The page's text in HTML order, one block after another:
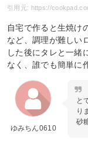
引用元: https://
自宅で作ると生焼け
など、調理が難しい
した後にタレと一緒
なく、誰でも簡単に
ゆみちん0610
と
り
砂